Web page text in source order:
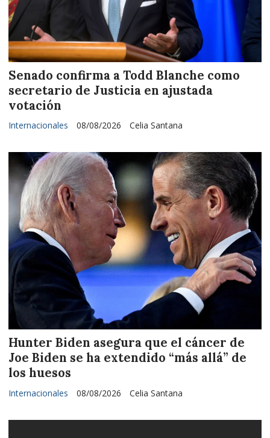
Senado confirma a Todd Blanche como
secretario de Justicia en ajustada
votación
Celia Santana
Internacionales 08/08/2026
Hunter Biden asegura que el cáncer de
Joe Biden se ha extendido “más allá” de
los huesos
Celia Santana
Internacionales 08/08/2026